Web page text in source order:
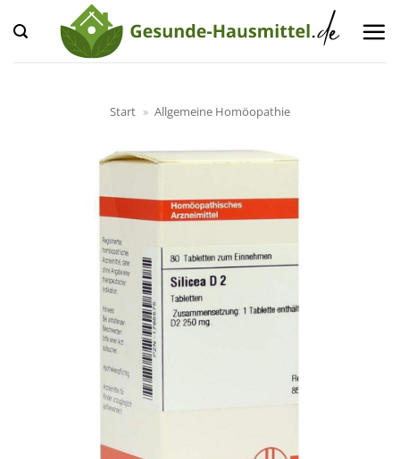
Inhalt
springen
Start » Allgemeine Homöopathie